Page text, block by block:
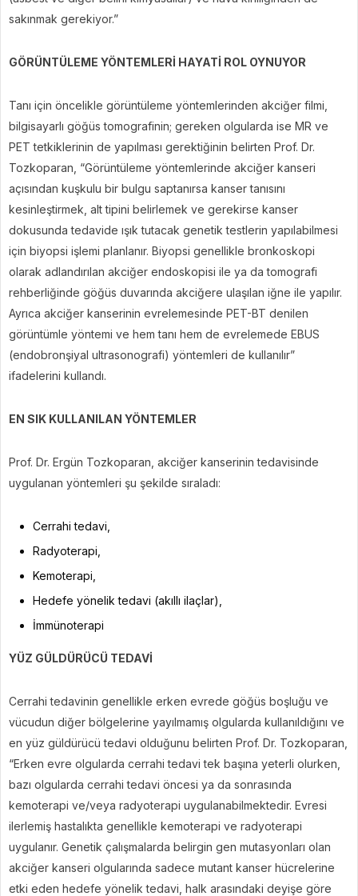
sakınmak gerekiyor.”
GÖRÜNTÜLEME YÖNTEMLERİ HAYATİ ROL OYNUYOR
Tanı için öncelikle görüntüleme yöntemlerinden akciğer filmi,
bilgisayarlı göğüs tomografinin; gereken olgularda ise MR ve
PET tetkiklerinin de yapılması gerektiğinin belirten Prof. Dr.
Tozkoparan, “Görüntüleme yöntemlerinde akciğer kanseri
açısından kuşkulu bir bulgu saptanırsa kanser tanısını
kesinleştirmek, alt tipini belirlemek ve gerekirse kanser
dokusunda tedavide ışık tutacak genetik testlerin yapılabilmesi
için biyopsi işlemi planlanır. Biyopsi genellikle bronkoskopi
olarak adlandırılan akciğer endoskopisi ile ya da tomografi
rehberliğinde göğüs duvarında akciğere ulaşılan iğne ile yapılır.
Ayrıca akciğer kanserinin evrelemesinde PET-BT denilen
görüntümle yöntemi ve hem tanı hem de evrelemede EBUS
(endobronşiyal ultrasonografi) yöntemleri de kullanılır”
ifadelerini kullandı.
EN SIK KULLANILAN YÖNTEMLER
Prof. Dr. Ergün Tozkoparan, akciğer kanserinin tedavisinde
uygulanan yöntemleri şu şekilde sıraladı:
Cerrahi tedavi,
Radyoterapi,
Kemoterapi,
Hedefe yönelik tedavi (akıllı ilaçlar),
İmmünoterapi
YÜZ GÜLDÜRÜCÜ TEDAVİ
Cerrahi tedavinin genellikle erken evrede göğüs boşluğu ve
vücudun diğer bölgelerine yayılmamış olgularda kullanıldığını ve
en yüz güldürücü tedavi olduğunu belirten Prof. Dr. Tozkoparan,
“Erken evre olgularda cerrahi tedavi tek başına yeterli olurken,
bazı olgularda cerrahi tedavi öncesi ya da sonrasında
kemoterapi ve/veya radyoterapi uygulanabilmektedir. Evresi
ilerlemiş hastalıkta genellikle kemoterapi ve radyoterapi
uygulanır. Genetik çalışmalarda belirgin gen mutasyonları olan
akciğer kanseri olgularında sadece mutant kanser hücrelerine
etki eden hedefe yönelik tedavi, halk arasındaki deyişe göre